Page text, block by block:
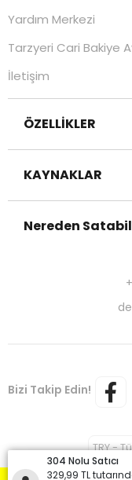
Yardım Merkezi
Tarzyeri Cari Bakiye
İletişim
ÖZELLİKLER
KAYNAKLAR
Nereden
Bizi Takip Edin!
TRY -
304 Nolu Satıcı
329,99 TL